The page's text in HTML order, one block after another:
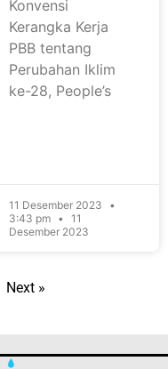
Konvensi
Kerangka Kerja
PBB tentang
Perubahan Iklim
ke-28, People’s
11 Desember 2023
3:43 pm
11
Desember 2023
Next »